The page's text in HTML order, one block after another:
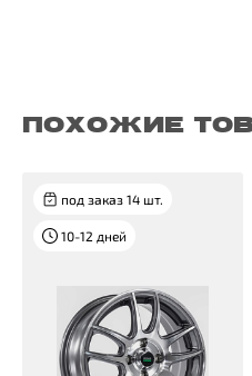
ПОХОЖИЕ
под заказ 14 шт.
10-12 дней